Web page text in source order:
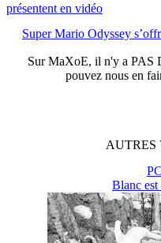
présentent en vidéo
Super Mario Odyssey
SurMaXoE, il n'y a PAS
pouvez nous en
AUTRES
PC
Blanc est